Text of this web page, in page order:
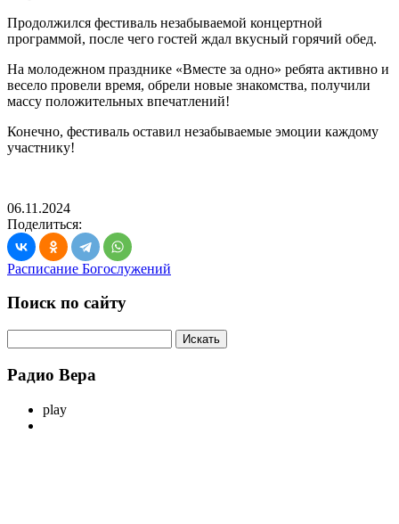
Продолжился фестиваль незабываемой концертной
программой, после чего гостей ждал вкусный горячий обед.
На молодежном празднике «Вместе за одно» ребята активно и
весело провели время, обрели новые знакомства, получили
массу положительных впечатлений!
Конечно, фестиваль оставил незабываемые эмоции каждому
участнику!
06.11.2024
Поделиться:
Расписание Богослужений
Поиск по сайту
Радио Вера
play